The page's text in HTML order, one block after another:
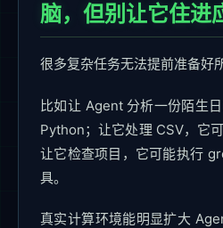
脑，但别让它住进
很多复杂任务无法提前准备好
比如让 Agent 分析一份陌生
Python；让它处理 CSV，它
让它检查项目，它可能执行
具。
真实计算环境能明显扩大